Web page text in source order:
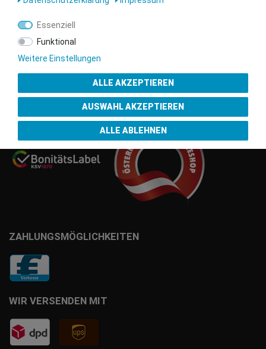
13.02.2024 14:55
ZAHLUNGSMÖGLICHKEITEN
WIR VERSENDEN MIT
Gütesiegel
Essenziell
Funktional
Weitere Einstellungen
ALLE AKZEPTIEREN
AUSWAHL AKZEPTIEREN
ALLE ABLEHNEN